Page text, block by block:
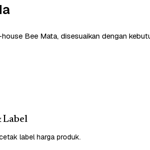
Bee Mata, disesuaikan dengan
Label
label harga produk.